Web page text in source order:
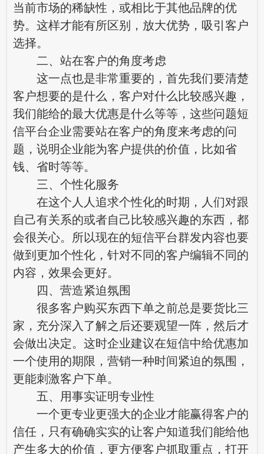
当前市场的稀缺性，或相比于其他品牌的优
势。这样才能有所区别，放大优势，吸引客户
选择。
二、站在客户的角度考虑
这一点也是非常重要的，首先我们要清楚
客户想要的是什么，客户对什么比较感兴趣，
我们能给的最大优惠是什么等等，这些问题短
信平台企业需要站在客户的角度来考虑的问
题，说明企业能为客户提供的价值，比如省
钱、省时等等。
三、个性化服务
在这个人人追求个性化的时期，人们对跟
自己有关系的或者自己比较感兴趣的东西，都
会很关心。所以现在的短信平台群发内容也要
做到更加个性化，针对不同的客户编辑不同的
内容，效果会更好。
四、营造紧迫氛围
很多客户购买东西下单之前总是要货比三
家，充分深入了解之后还要观望一阵，然后才
会做出决定。这时企业建议在短信中给优惠加
一个使用的期限，营销一种时间紧迫的氛围，
更能刺激客户下单。
五、用事实证明专业性
一个更专业更强大的企业才能赢得客户的
信任，只有确确实实的让客户知道我们能给他
产生多大的价值，更方便客户抓取重点，打开